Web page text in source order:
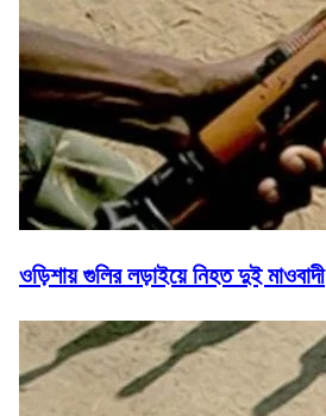
ওড়িশায় গুলির লড়াইয়ে নিহত দুই মাওবাদী